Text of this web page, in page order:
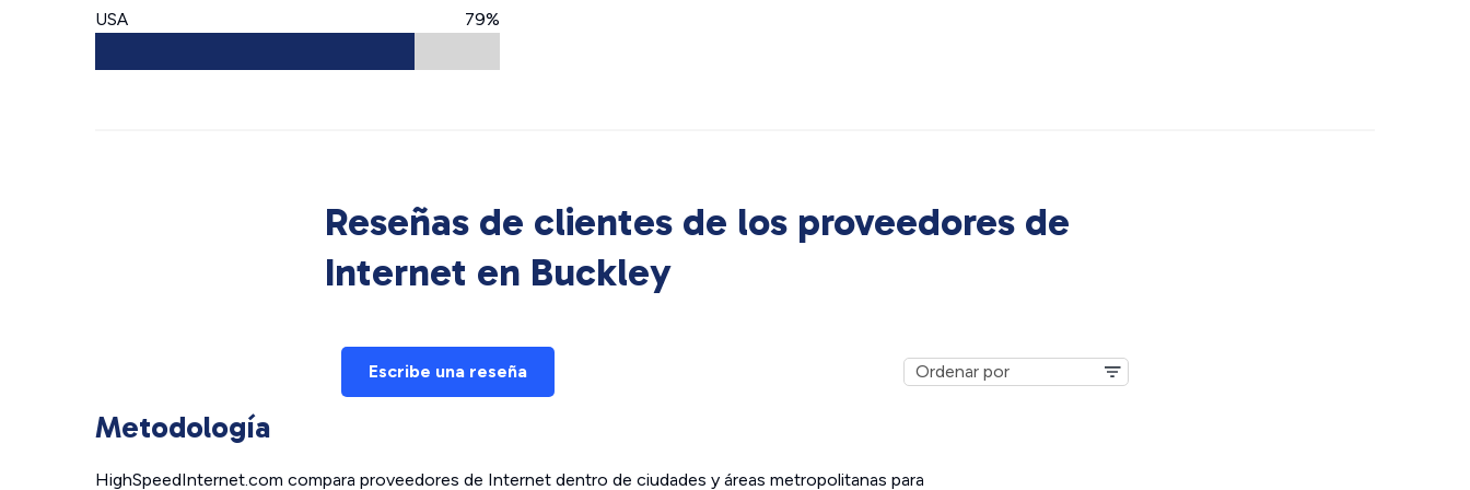
USA 79%
Reseñas de clientes de los proveedores de
Internet en Buckley
Escribe una reseña
Metodología
HighSpeedInternet.com compara proveedores de Internet dentro de ciudades y áreas metropolitanas para